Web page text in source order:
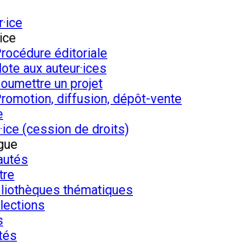
éditoriale
aux auteur·ices
un projet
diffusion, dépôt-vente
(cession de droits)
thématiques